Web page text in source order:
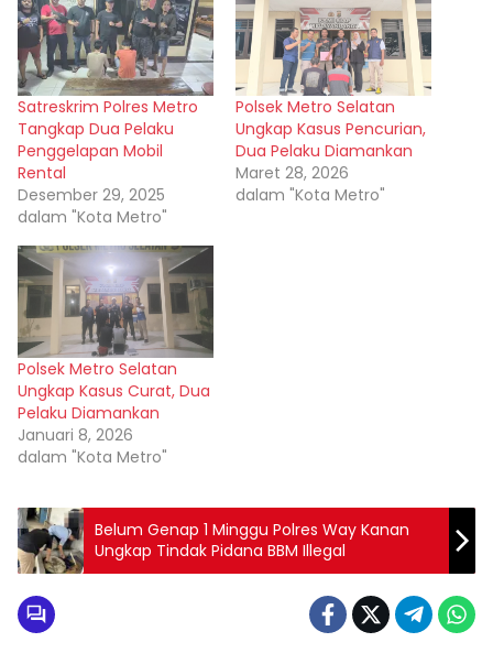
Satreskrim Polres Metro
Tangkap Dua Pelaku
Penggelapan Mobil
Rental
Desember 29, 2025
dalam "Kota Metro"
Polsek Metro Selatan
Ungkap Kasus Pencurian,
Dua Pelaku Diamankan
Maret 28, 2026
dalam "Kota Metro"
Polsek Metro Selatan
Ungkap Kasus Curat, Dua
Pelaku Diamankan
Januari 8, 2026
dalam "Kota Metro"
Belum Genap 1 Minggu Polres Way Kanan
Ungkap Tindak Pidana BBM Illegal